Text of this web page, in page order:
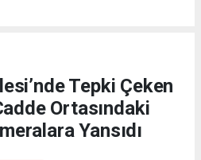
Tepki Çeken
Ortasındaki
Yansıdı